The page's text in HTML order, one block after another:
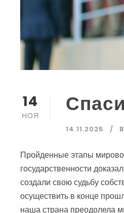
14
НОЯ
14.11.2025
Пройденные этапы
государственности
создали свою судьбу
осуществить в конце
наша страна преодолела